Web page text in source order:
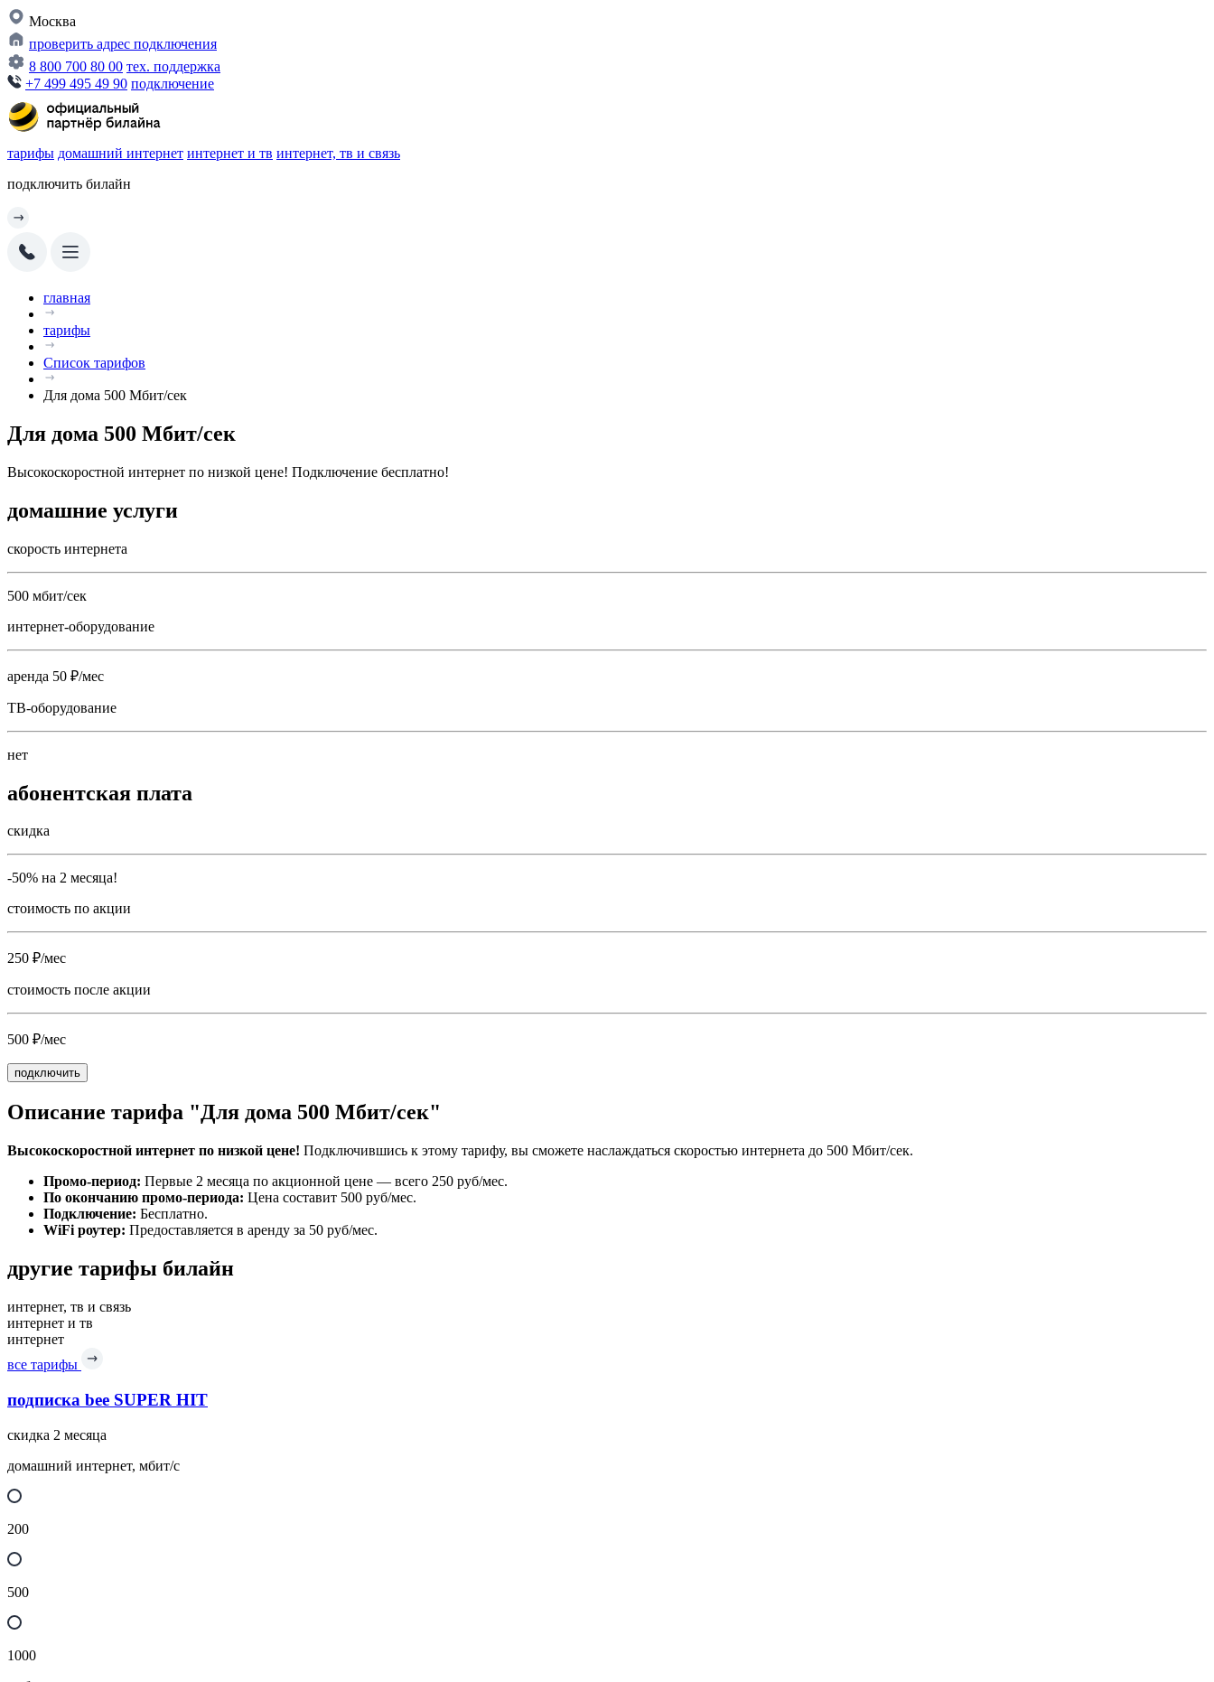
Москва
проверить адрес подключения
8 800 700 80 00 тех. поддержка
+7 499 495 49 90 подключение
тарифы домашний интернет интернет и тв интернет, тв и связь
подключить билайн
главная
тарифы
Список тарифов
Для дома 500 Мбит/сек
Для дома 500 Мбит/сек
Высокоскоростной интернет по низкой цене! Подключение бесплатно!
домашние услуги
скорость интернета
500 мбит/сек
интернет-оборудование
аренда 50 ₽/мес
ТВ-оборудование
нет
абонентская плата
скидка
-50% на 2 месяца!
стоимость по акции
250 ₽/мес
стоимость после акции
500 ₽/мес
подключить
Описание тарифа "Для дома 500 Мбит/сек"
Высокоскоростной интернет по низкой цене! Подключившись к этому тарифу, вы сможете наслаждаться скоростью интернета до 500 Мбит/сек.
Промо-период: Первые 2 месяца по акционной цене — всего 250 руб/мес.
По окончанию промо-периода: Цена составит 500 руб/мес.
Подключение: Бесплатно.
WiFi роутер: Предоставляется в аренду за 50 руб/мес.
другие тарифы билайн
интернет, тв и связь
интернет и тв
интернет
все тарифы
подписка bee SUPER HIT
скидка 2 месяца
домашний интернет, мбит/с
200
500
1000